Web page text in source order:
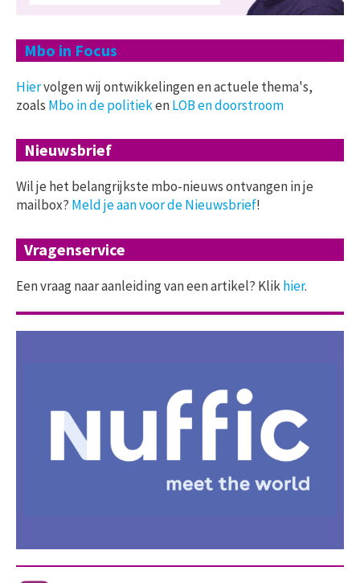
Mbo in Focus
Hiervolgen wij ontwikkelingen en actuele thema's,
zoals Mbo in de politiekenLOB en doorstroom
Nieuwsbrief
Wil je het belangrijkste mbo-nieuws ontvangen in je
mailbox? Meld je aan voor de Nieuwsbrief!
Vragenservice
Een vraag naar aanleiding van een artikel? Klikhier.